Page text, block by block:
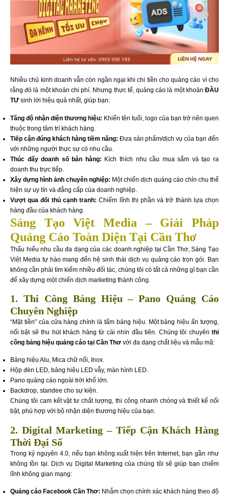
Nhiều chủ kinh doanh vẫn còn ngần ngại khi chi tiền cho quảng cáo vì cho
rằng đó là một khoản chi phí. Nhưng thực tế, quảng cáo là một khoản ĐẦU
TƯ sinh lời hiệu quả nhất, giúp bạn:
Tăng độ nhận diện thương hiệu: Khiến tên tuổi, logo của bạn trở nên quen
thuộc trong tâm trí khách hàng.
Tiếp cận đúng khách hàng tiềm năng: Đưa sản phẩm/dịch vụ của bạn đến
với những người thực sự có nhu cầu.
Thúc đẩy doanh số bán hàng: Kích thích nhu cầu mua sắm và tạo ra
doanh thu trực tiếp.
Xây dựng hình ảnh chuyên nghiệp: Một chiến dịch quảng cáo chỉn chu thể
hiện sự uy tín và đẳng cấp của doanh nghiệp.
Vượt qua đối thủ cạnh tranh: Chiếm lĩnh thị phần và trở thành lựa chọn
hàng đầu của khách hàng.
Sáng Tạo Việt Media – Giải Pháp
Quảng Cáo Toàn Diện Tại Cần Thơ
Thấu hiểu nhu cầu đa dạng của các doanh nghiệp tại Cần Thơ, Sáng Tạo
Việt Media tự hào mang đến hệ sinh thái dịch vụ quảng cáo trọn gói. Bạn
không cần phải tìm kiếm nhiều đối tác, chúng tôi có tất cả những gì bạn cần
để xây dựng một chiến dịch marketing thành công.
1. Thi Công Bảng Hiệu – Pano Quảng Cáo
Chuyên Nghiệp
“Mặt tiền” của cửa hàng chính là tấm bảng hiệu. Một bảng hiệu ấn tượng,
nổi bật sẽ thu hút khách hàng từ cái nhìn đầu tiên. Chúng tôi chuyên thi
công bảng hiệu quảng cáo tại Cần Thơ với đa dạng chất liệu và mẫu mã:
Bảng hiệu Alu, Mica chữ nổi, Inox.
Hộp đèn LED, bảng hiệu LED vẫy, màn hình LED.
Pano quảng cáo ngoài trời khổ lớn.
Backdrop, standee cho sự kiện.
Chúng tôi cam kết vật tư chất lượng, thi công nhanh chóng và thiết kế nổi
bật, phù hợp với bộ nhận diện thương hiệu của bạn.
2. Digital Marketing – Tiếp Cận Khách Hàng
Thời Đại Số
Trong kỷ nguyên 4.0, nếu bạn không xuất hiện trên Internet, bạn gần như
không tồn tại. Dịch vụ Digital Marketing của chúng tôi sẽ giúp bạn chiếm
lĩnh không gian mạng:
Quảng cáo Facebook Cần Thơ: Nhắm chọn chính xác khách hàng theo độ